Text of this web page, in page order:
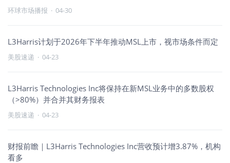
环球市场播报 · 04-30
L3Harris计划于2026年下半年推动MSL上市，视市场条件而定
美股速递 · 04-23
L3Harris Technologies Inc将保持在新MSL业务中的多数股权
（>80%）并合并其财务报表
美股速递 · 04-23
财报前瞻｜L3Harris Technologies Inc营收预计增3.87%，机构
看多